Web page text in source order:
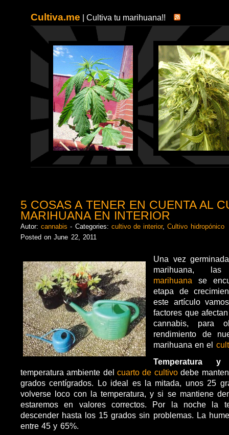
Cultiva.me | Cultiva tu marihuana!!
5 COSAS A TENER EN CUENTA AL
MARIHUANA EN INTERIOR
Autor:cannabis - Categories: cultivo de interior,Cultivo hidropónico
Posted on June 22, 2011
Una vez
marihuana,
marihuanase
etapa de
este artículo
factores que
cannabis, para
rendimiento de
marihuana en el
Temperatura y
temperatura ambiente delcuarto de cultivodebe
grados centígrados. Lo ideal es la mitada, unos 25
volverse loco con la temperatura, y si se mantiene
estaremos en valores correctos. Por la noche la
descender hasta los 15 grados sin problemas. La
entre 45 y 65%.